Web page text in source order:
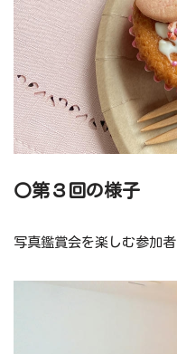
〇第３回の様子
写真鑑賞会を楽しむ参加者